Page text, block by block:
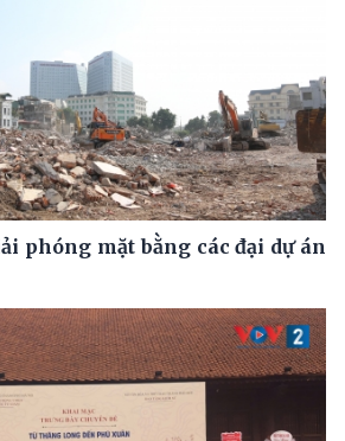
phóng mặt bằng các đại dự án